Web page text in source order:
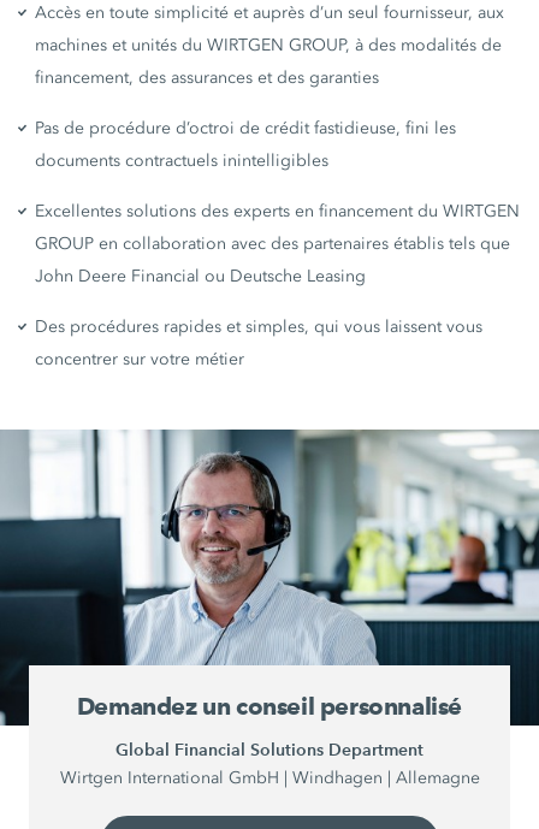
Accès en toute simplicité et auprès d’un seul fournisseur, aux
machines et unités du WIRTGEN GROUP, à des modalités de
financement, des assurances et des garanties
Pas de procédure d’octroi de crédit fastidieuse, fini les
documents contractuels inintelligibles
Excellentes solutions des experts en financement du WIRTGEN
GROUP en collaboration avec des partenaires établis tels que
John Deere Financial ou Deutsche Leasing
Des procédures rapides et simples, qui vous laissent vous
concentrer sur votre métier
Demandez un conseil personnalisé
Global Financial Solutions Department
Wirtgen International GmbH | Windhagen | Allemagne